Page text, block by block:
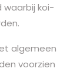
waarbij koi-
algemeen
voorzien